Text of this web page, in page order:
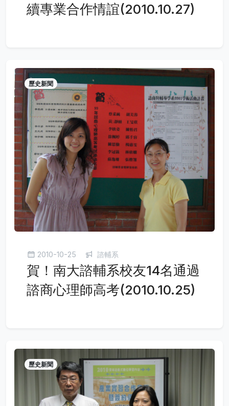
續專業合作情誼(2010.10.27)
歷史新聞
2010-10-25 諮輔系
賀！南大諮輔系校友14名通過
諮商心理師高考(2010.10.25)
歷史新聞